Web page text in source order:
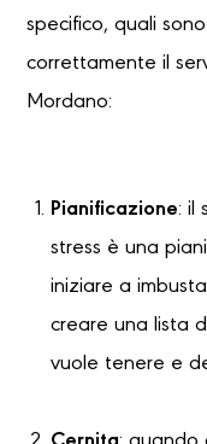
specifico, quali
correttamente il
Mordano:
Pianificazione: il
stress è una
iniziare a
creare una lista
vuole tenere e